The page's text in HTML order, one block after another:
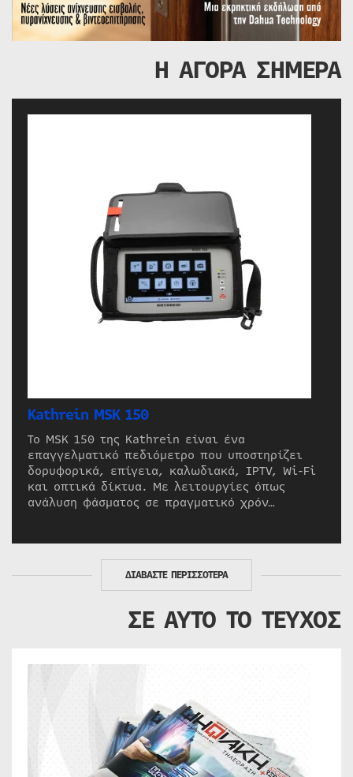
Η ΑΓΟΡΑ ΣΗΜΕΡΑ
Kathrein MSK 150
Το MSK 150 της Kathrein είναι ένα
επαγγελματικό πεδιόμετρο που υποστηρίζει
δορυφορικά, επίγεια, καλωδιακά, IPTV, Wi-Fi
και οπτικά δίκτυα. Με λειτουργίες όπως
ανάλυση φάσματος σε πραγματικό χρόν…
ΔΙΑΒΑΣΤΕ ΠΕΡΙΣΣΟΤΕΡΑ
ΣΕ ΑΥΤΟ ΤΟ ΤΕΥΧΟΣ